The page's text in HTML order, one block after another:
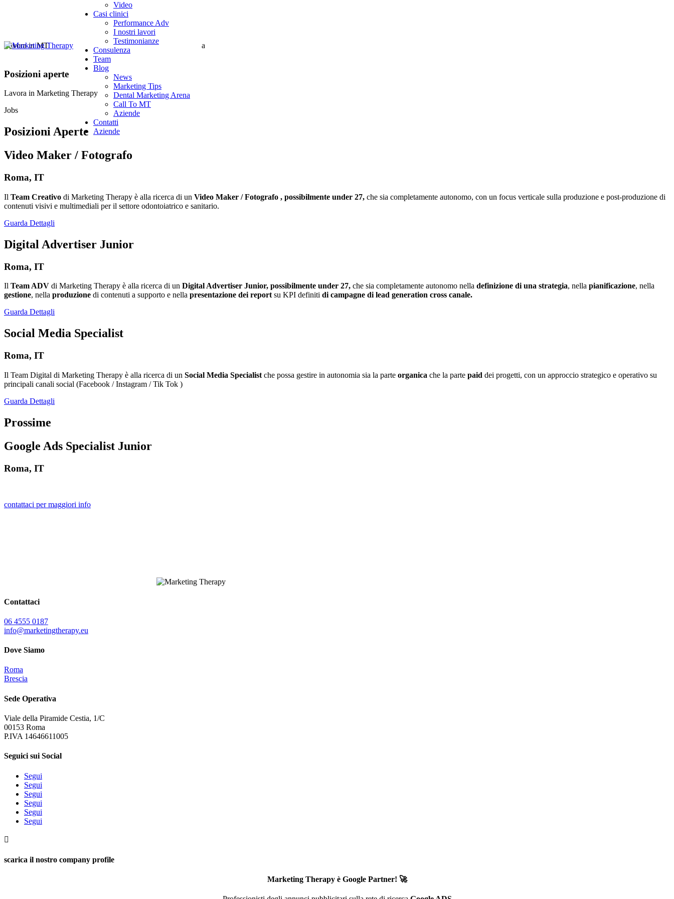
Lavora in MT
Video
Casi clinici
Performance Adv
I nostri lavori
Testimonianze
Consulenza
Team
Blog
News
Marketing Tips
Dental Marketing Arena
Call To MT
Aziende
Contatti
Aziende
a
Posizioni aperte
Lavora in Marketing Therapy
Jobs
Posizioni Aperte
Video Maker / Fotografo
Roma, IT
Il Team Creativo di Marketing Therapy è alla ricerca di un Video Maker / Fotografo , possibilmente under 27, che sia completamente autonomo, con un focus verticale sulla produzione e post-produzione di
contenuti visivi e multimediali per il settore odontoiatrico e sanitario.
Guarda Dettagli
Digital Advertiser Junior
Roma, IT
Il Team ADV di Marketing Therapy è alla ricerca di un Digital Advertiser Junior, possibilmente under 27, che sia completamente autonomo nella definizione di una strategia, nella pianificazione, nella
gestione, nella produzione di contenuti a supporto e nella presentazione dei reportsu KPI definiti di campagne di lead generation cross canale.
Guarda Dettagli
Social Media Specialist
Roma, IT
Il Team Digital di Marketing Therapy è alla ricerca di un Social Media Specialist che possa gestire in autonomia sia la parte organica che la parte paid dei progetti, con un approccio strategico e operativo su
principali canali social (Facebook / Instagram / Tik Tok )
Guarda Dettagli
Prossime
Google Ads Specialist Junior
Roma, IT
contattaci per maggiori info
Contattaci
06 4555 0187
info@marketingtherapy.eu
Dove Siamo
Roma
Brescia
Sede Operativa
Viale della Piramide Cestia, 1/C
00153 Roma
P.IVA 14646611005
Seguici sui Social
Segui
Segui
Segui
Segui
Segui
Segui

scarica il nostro company profile
Marketing Therapy è Google Partner! 🚀